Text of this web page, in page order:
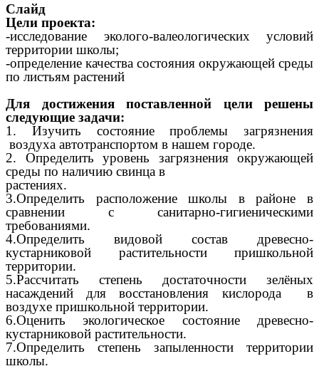
Слайд
Цели проекта:
-исследование эколого-валеологических условий
территории школы;
-определение качества состояния окружающей среды
по листьям растений
Для достижения поставленной цели решены
следующие задачи:
1. Изучить состояние проблемы загрязнения
воздуха автотранспортом в нашем городе.
2. Определить уровень загрязнения окружающей
среды по наличию свинца в
растениях.
3.Определить расположение школы в районе в
сравнении с санитарно-гигиеническими
требованиями.
4.Определить видовой состав древесно-
кустарниковой растительности пришкольной
территории.
5.Рассчитать степень достаточности зелёных
насаждений для восстановления кислорода в
воздухе пришкольной территории.
6.Оценить экологическое состояние древесно-
кустарниковой растительности.
7.Определить степень запыленности территории
школы.